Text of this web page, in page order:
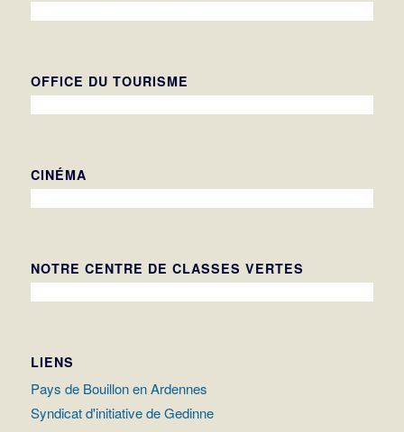
OFFICE DU TOURISME
CINÉMA
NOTRE CENTRE DE CLASSES VERTES
LIENS
Pays de Bouillon en Ardennes
Syndicat d'initiative de Gedinne